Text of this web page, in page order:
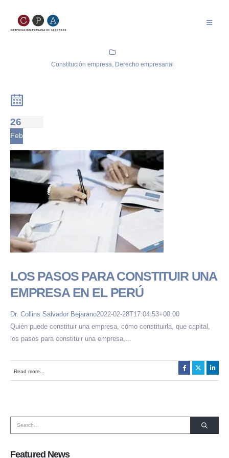
26
Feb
Constitución empresa Derecho empresarial
LOS PASOS PARA CONSTITUIR UNA
EMPRESA EN EL PERÚ
Dr. Collins Salvador Bejarano2022-02-28T17:04:53+00:00
Quién puede constituir una empresa, cómo constituirla, que capital,
los pasos para constituir una empresa,...
Read more...
Featured News
HORARIO DE ATENCIÓN:
SOMOS MIEMBROS DE: